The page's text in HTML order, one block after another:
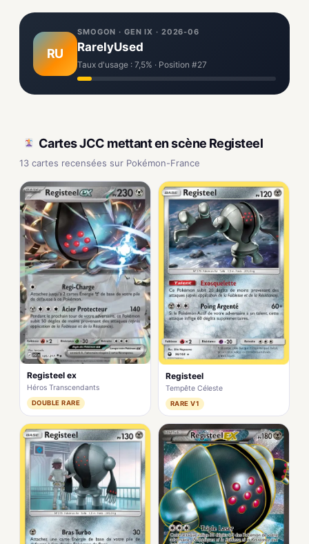
RU
SMOGON · GEN IX · 2026-06
RarelyUsed
Taux d'usage : 7,5% · Position #27
Cartes JCC mettant en scène Registeel
13 cartes recensées sur Pokémon-France
Registeel ex
Héros Transcendants
DOUBLE RARE
Registeel
Tempête Céleste
RARE V1